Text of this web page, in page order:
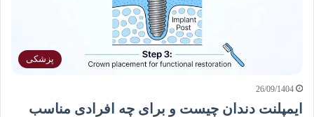
پزشکی
26/09/1404
ایمپلنت دندان چیست و برای چه افرادی مناسب